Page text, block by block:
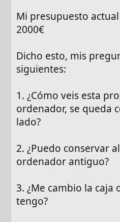
Mi presupuesto
2000€
Dicho esto, mis
siguientes:
1. ¿Cómo veis esta
ordenador, se queda
lado?
2. ¿Puedo conservar
ordenador antiguo?
3. ¿Me cambio la
tengo?